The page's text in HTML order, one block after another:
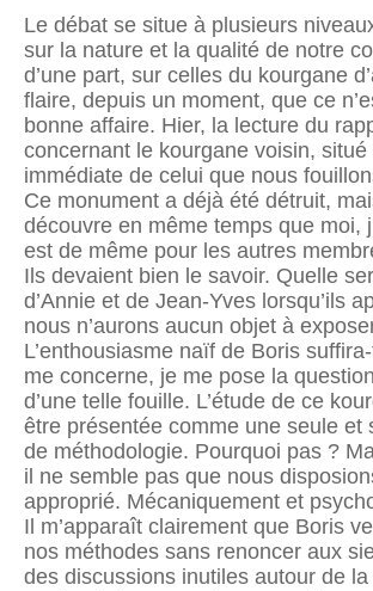
Le débat se situe à plusieurs
sur la nature et la qualité de notre
d’une part, sur celles du kourgane
flaire, depuis un moment, que ce
bonne affaire. Hier, la lecture du
concernant le kourgane voisin,
immédiate de celui que nous
Ce monument a déjà été détruit,
découvre en même temps que moi,
est de même pour les autres
Ils devaient bien le savoir. Quelle
d’Annie et de Jean-Yves lorsqu’ils
nous n’aurons aucun objet à
L’enthousiasme naïf de Boris
me concerne, je me pose la
d’une telle fouille. L’étude de ce
être présentée comme une seule et
de méthodologie. Pourquoi pas ?
il ne semble pas que nous
approprié. Mécaniquement et
Il m’apparaît clairement que Boris
nos méthodes sans renoncer aux
des discussions inutiles autour de